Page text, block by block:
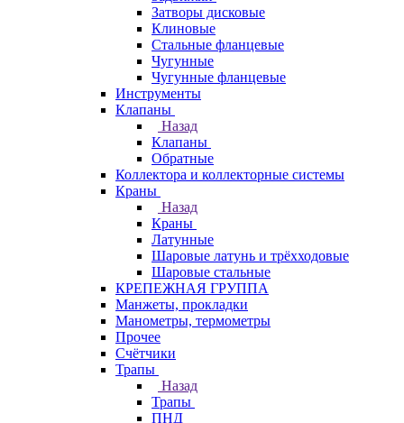
Затворы дисковые
Клиновые
Стальные фланцевые
Чугунные
Чугунные фланцевые
Инструменты
Клапаны
Назад
Клапаны
Обратные
Коллектора и коллекторные системы
Краны
Назад
Краны
Латунные
Шаровые латунь и трёхходовые
Шаровые стальные
КРЕПЕЖНАЯ ГРУППА
Манжеты, прокладки
Манометры, термометры
Прочее
Счётчики
Трапы
Назад
Трапы
ПНД